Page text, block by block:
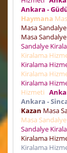
Ankara -
Haymana
Masa
Masa
Sandalye
Kiralama
Kiralama
Kiralama
Kiralama
Hizmeti
Ankara -
Kazan Masa
Masa
Sandalye
Kiralama
Kiralama